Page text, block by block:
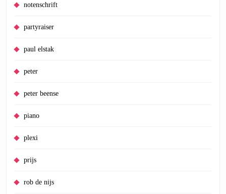
notenschrift
partyraiser
paul elstak
peter
peter beense
piano
plexi
prijs
rob de nijs